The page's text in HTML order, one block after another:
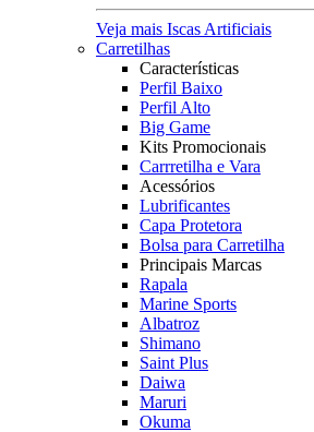
Veja mais Iscas Artificiais
Carretilhas
Características
Perfil Baixo
Perfil Alto
Big Game
Kits Promocionais
Carrretilha e Vara
Acessórios
Lubrificantes
Capa Protetora
Bolsa para Carretilha
Principais Marcas
Rapala
Marine Sports
Albatroz
Shimano
Saint Plus
Daiwa
Maruri
Okuma